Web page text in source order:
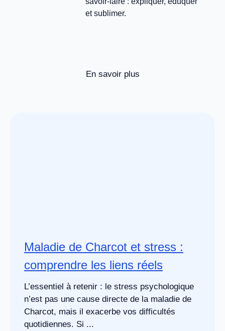
et sublimer.
En savoir plus
Maladie de Charcot et stress :
comprendre les liens réels
L’essentiel à retenir : le stress psychologique
n’est pas une cause directe de la maladie de
Charcot, mais il exacerbe vos difficultés
quotidiennes. Si ...